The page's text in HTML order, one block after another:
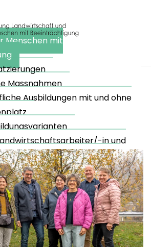
Menschen mit
Massnahmen
Ausbildungen mit und ohne
in und
in (IV-
in
in, EBA
in, EBA
in, EFZ und
Spezialberufe